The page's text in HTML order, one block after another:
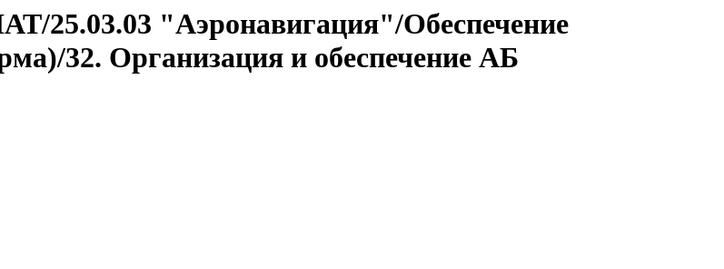
25.03.03 "Аэронавигация"/Обеспечение
32. Организация и обеспечение АБ